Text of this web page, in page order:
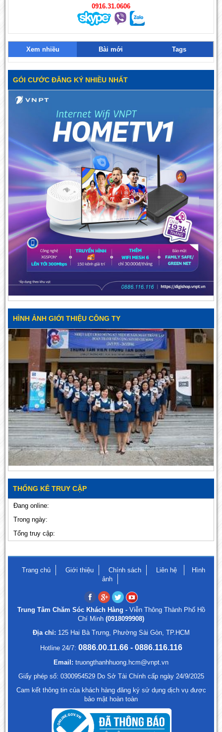
0916.31.0606
Xem nhiều Bài mới Tags
GÓI CƯỚC ĐĂNG KÝ NHIỀU NHẤT
HÌNH ẢNH GIỚI THIỆU CÔNG TY
THỐNG KÊ TRUY CẬP
Đang online:
Trong ngày:
Tổng truy cập:
Trang chủ Giới thiệu Chính sách Liên hệ
Hình
ảnh
Trung Tâm Chăm Sóc Khách Hàng - Viễn Thông Thành Phố Hồ
Chí Minh (0918099908)
Địa chỉ: 125 Hai Bà Trưng, Phường Sài Gòn, TP.HCM
Hotline 24/7: 0886.00.11.66 - 0886.116.116
Email: truongthanhhuong.hcm@vnpt.vn
Giấy phép số: 0300954529 Do Sở Tài Chính cấp ngày 24/9/2025
Cam kết thông tin của khách hàng đăng ký sử dụng dịch vụ được
bảo mật hoàn toàn